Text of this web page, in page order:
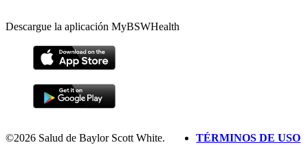
Descargue la aplicación MyBSWHealth
©2026 Salud de Baylor Scott White.
TÉRMINOS DE USO